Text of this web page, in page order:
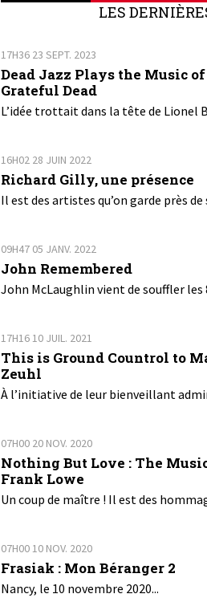
LES
17H36 23 SEPT. 2023
Dead Jazz Plays the Music
Grateful Dead
L’idée trottait dans la tête de Lionel
16H02 28 JUIN 2022
Richard Gilly, une présence
Il est des artistes qu’on garde près de
09H47 05 JANV. 2022
John Remembered
John McLaughlin vient de souffler les
17H16 10 JUIL. 2021
This is Ground Countrol to
Zeuhl
À l’initiative de leur bienveillant
07H00 20 NOV. 2020
Nothing But Love : The
Frank Lowe
Un coup de maître ! Il est des
07H00 10 NOV. 2020
Frasiak : Mon Béranger 2
Nancy, le 10 novembre 2020...